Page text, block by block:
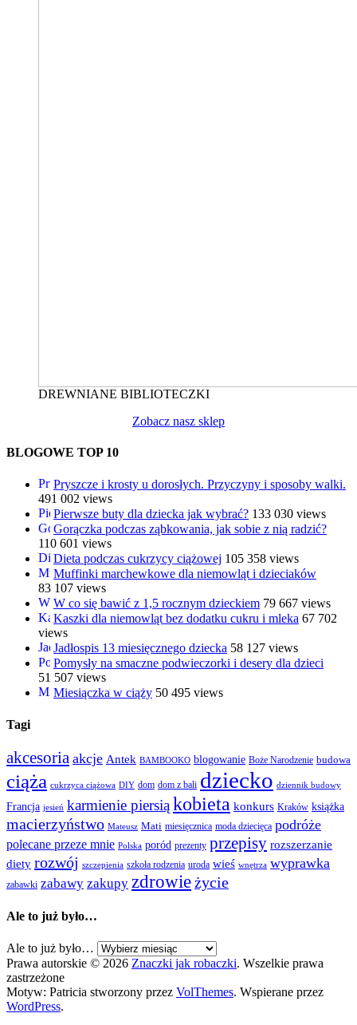
DREWNIANE BIBLIOTECZKI
Zobacz nasz sklep
BLOGOWE TOP 10
Pryszcze i krosty u dorosłych. Przyczyny i sposoby walki.
491 002 views
Pierwsze buty dla dziecka jak wybrać? 133 030 views
Gorączka podczas ząbkowania, jak sobie z nią radzić?
110 601 views
Dieta podczas cukrzycy ciążowej 105 358 views
Muffinki marchewkowe dla niemowląt i dzieciaków
83 107 views
W co się bawić z 1,5 rocznym dzieckiem 79 667 views
Kaszki dla niemowląt bez dodatku cukru i mleka 67 702
views
Jadłospis 13 miesięcznego dziecka 58 127 views
Pomysły na smaczne podwieczorki i desery dla dzieci
51 507 views
Miesiączka w ciąży 50 495 views
Tagi
akcesoria akcje Antek BAMBOOKO blogowanie Boże Narodzenie budowa
ciąża cukrzyca ciążowa DIY dom dom z bali dziecko dziennik budowy
Francja jesień karmienie piersiąkobieta konkurs Kraków książka
macierzyństwo Mateusz Mati miesięcznica moda dziecięca podróże
polecane przeze mnie Polska poród prezenty przepisy rozszerzanie
diety rozwój szczepienia szkoła rodzenia uroda wieś wnętrza wyprawka
zabawki zabawy zakupy zdrowieżycie
Ale to już było…
Ale to już było…
Prawa autorskie © 2026 Znaczki jak robaczki. Wszelkie prawa
zastrzeżone
Motyw: Patricia stworzony przez VolThemes. Wspierane przez
WordPress.